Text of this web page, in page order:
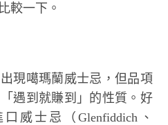
較一下。
現噶瑪蘭威士忌，但品項
遇到就賺到」的性質。好
威士忌（Glenfiddich、